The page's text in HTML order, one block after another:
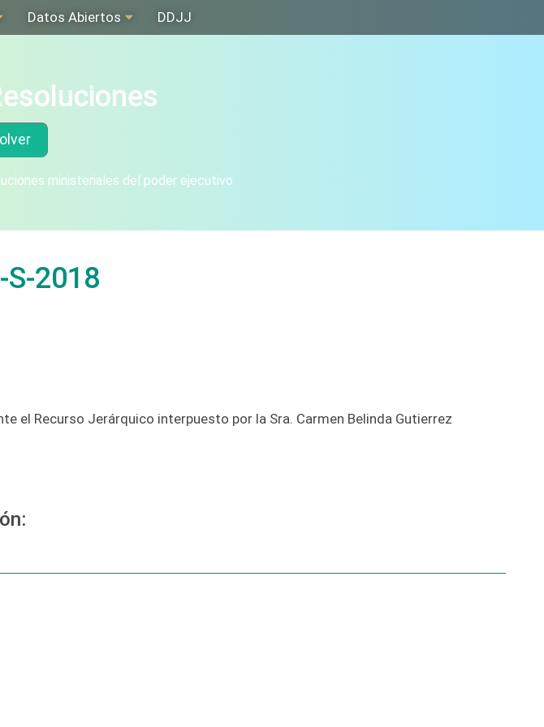
Datos Abiertos DDJJ
ministeriales del poder ejecutivo
S-2018
el Recurso Jerárquico interpuesto por la Sra. Carmen Belinda Gutierrez